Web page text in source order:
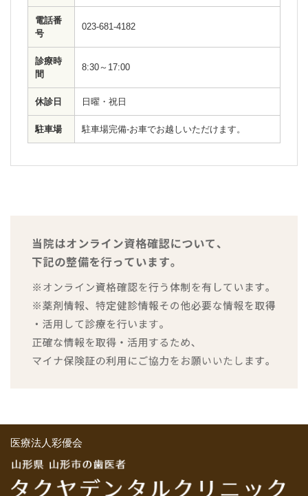
電話番
号
023-681-4182
診療時
間
8:30～17:00
休診日 日曜・祝日
駐車場 駐車場完備-お車でお越しいただけます。
医療法人彩優会